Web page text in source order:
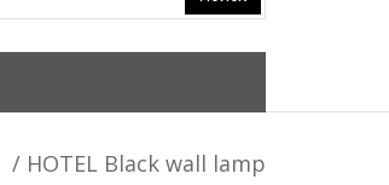
/ HOTEL Black wall lamp